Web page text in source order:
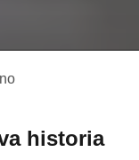
historia